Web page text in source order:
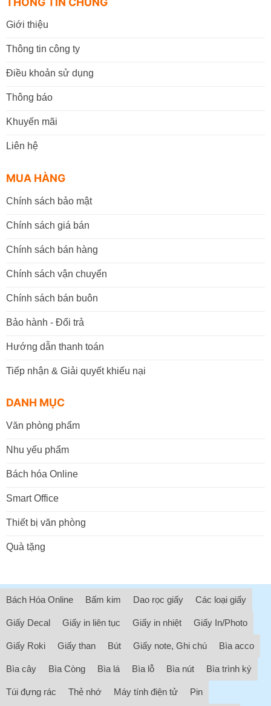
Giới thiệu
Thông tin công ty
Điều khoản sử dụng
Thông báo
Khuyến mãi
Liên hệ
MUA HÀNG
Chính sách bảo mật
Chính sách giá bán
Chính sách bán hàng
Chính sách vận chuyển
Chính sách bán buôn
Bảo hành - Đổi trả
Hướng dẫn thanh toán
Tiếp nhận & Giải quyết khiếu nại
DANH MỤC
Văn phòng phẩm
Nhu yếu phẩm
Bách hóa Online
Smart Office
Thiết bị văn phòng
Quà tặng
Bách Hóa Online Bấm kim Dao rọc giấy Các loại giấy
Giấy Decal Giấy in liên tục Giấy in nhiệt Giấy In/Photo
Giấy Roki Giấy than Bút Giấy note, Ghi chú Bìa acco
Bìa cây Bìa Còng Bìa lá Bìa lỗ Bìa nút Bìa trình ký
Túi đựng rác Thẻ nhớ Máy tính điện tử Pin